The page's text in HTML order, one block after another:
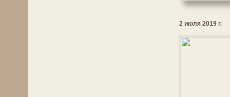
2 июля 2019 г.